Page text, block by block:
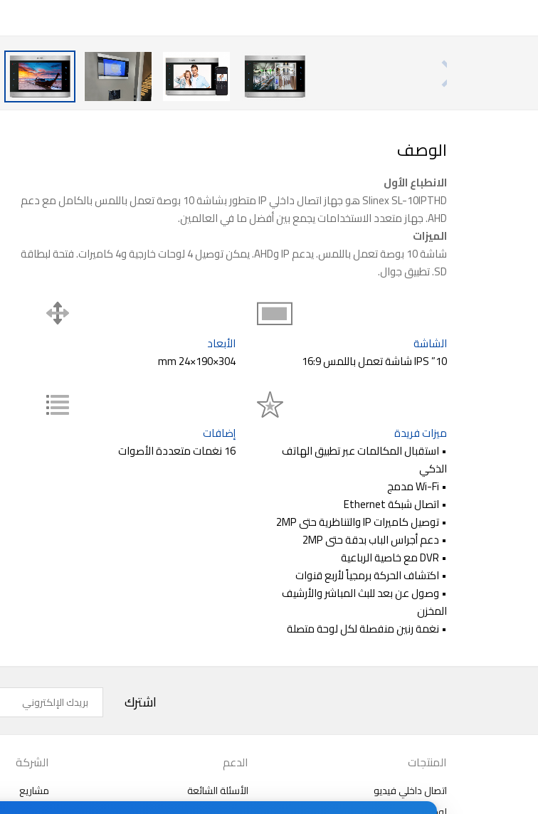
الوصف
الانطباع الأول
Slinex SL-10IPTHD هو جهاز اتصال داخلي IP متطور بشاشة 10 بوصة تعمل باللمس بالكامل مع دعم
AHD. جهاز متعدد الاستخدامات يجمع بين أفضل ما في العالمين.
الميزات
شاشة 10 بوصة تعمل باللمس. يدعم IP وAHD. يمكن توصيل 4 لوحات خارجية و4 كاميرات. فتحة لبطاقة
SD. تطبيق جوال.
الشاشة
10” IPS شاشة تعمل باللمس 16:9
الأبعاد
304×190×24 mm
ميزات فريدة
• استقبال المكالمات عبر تطبيق الهاتف
الذكي
• Wi-Fi مدمج
• اتصال شبكة Ethernet
• توصيل كاميرات IP والتناظرية حتى 2MP
• دعم أجراس الباب بدقة حتى 2MP
• DVR مع خاصية الرباعية
• اكتشاف الحركة برمجياً لأربع قنوات
• وصول عن بعد للبث المباشر والأرشيف
المخزن
• نغمة رنين منفصلة لكل لوحة متصلة
إضافات
16 نغمات متعددة الأصوات
اشترك بريدك
الإلكتروني
المنتجات
اتصال داخلي فيديو
الدعم
الأسئلة الشائعة
الشركة
مشاريع